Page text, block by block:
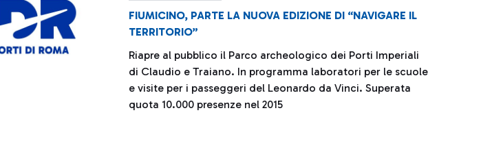
FIUMICINO, PARTE LA NUOVA EDIZIONE DI “NAVIGARE IL
TERRITORIO”
Riapre al pubblico il Parco archeologico dei Porti Imperiali
di Claudio e Traiano. In programma laboratori per le scuole
e visite per i passeggeri del Leonardo da Vinci. Superata
quota 10.000 presenze nel 2015